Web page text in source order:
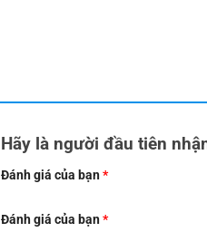
Hãy là người đầu tiên
Đánh giá của bạn*
Đánh giá của bạn*